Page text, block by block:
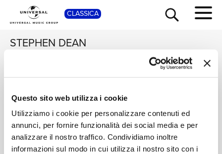
Questo sito web utilizza i cookie
Utilizziamo i cookie per personalizzare contenuti ed
annunci, per fornire funzionalità dei social media e per
analizzare il nostro traffico. Condividiamo inoltre
informazioni sul modo in cui utilizza il nostro sito con i
CLASSICA
STEPHEN DEAN
Serene Spirits -
Mind and Soul
2 CD'S
THE CANONESSES
SEPULCHRE AT THE
PRIORY OF THE
RESURRECTION,
NEW HALL
Eternal Light
SHOP
TOUR
NEWS
RICERCA
CHI SIAMO